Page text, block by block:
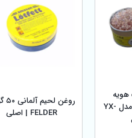
هویه
یاکسون YAXUN مدل YX-
روغن
FELDER | اصلی